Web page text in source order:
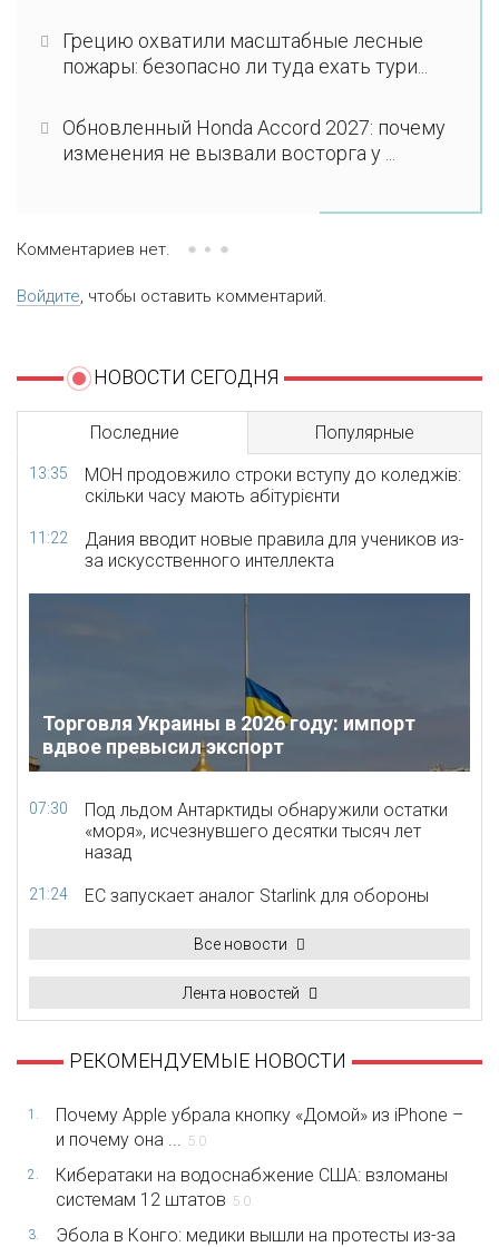
Грецию охватили масштабные лесные
пожары: безопасно ли туда ехать тури...
Обновленный Honda Accord 2027: почему
изменения не вызвали восторга у ...
Комментариев нет.
Войдите, чтобы оставить комментарий.
НОВОСТИ СЕГОДНЯ
Последние Популярные
13:35
МОН продовжило строки вступу до коледжів:
скільки часу мають абітурієнти
11:22
Дания вводит новые правила для учеников из-
за искусственного интеллекта
Торговля Украины в 2026 году: импорт
вдвое превысил экспорт
07:30
Под льдом Антарктиды обнаружили остатки
«моря», исчезнувшего десятки тысяч лет
назад
21:24 ЕС запускает аналог Starlink для обороны
Все новости
Лента новостей
РЕКОМЕНДУЕМЫЕ НОВОСТИ
1.
Почему Apple убрала кнопку «Домой» из iPhone –
и почему она ...
5.0
2.
Кибератаки на водоснабжение США: взломаны
системам 12 штатов 5.0
3.
Эбола в Конго: медики вышли на протесты из-за